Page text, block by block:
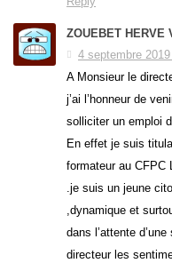
ZOUEBET HERVE
4 septembre
A Monsieur le
j’ai l’honneur de
solliciter un emploi
En effet je suis
formateur au CFPC
.je suis un jeune
,dynamique et
dans l’attente
directeur les